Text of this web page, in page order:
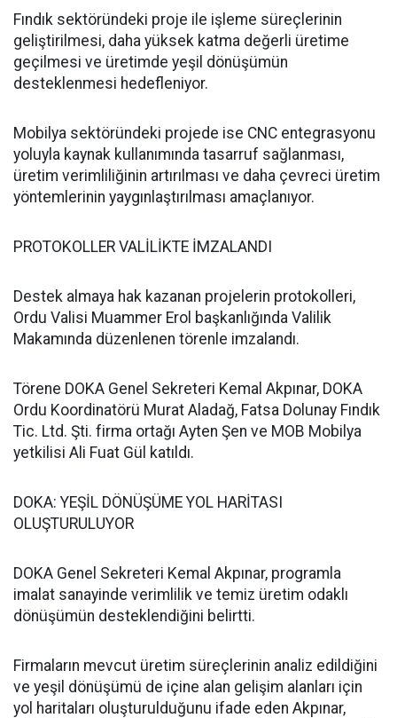
Fındık sektöründeki proje ile işleme süreçlerinin
geliştirilmesi, daha yüksek katma değerli üretime
geçilmesi ve üretimde yeşil dönüşümün
desteklenmesi hedefleniyor.
Mobilya sektöründeki projede ise CNC entegrasyonu
yoluyla kaynak kullanımında tasarruf sağlanması,
üretim verimliliğinin artırılması ve daha çevreci üretim
yöntemlerinin yaygınlaştırılması amaçlanıyor.
PROTOKOLLER VALİLİKTE İMZALANDI
Destek almaya hak kazanan projelerin protokolleri,
Ordu Valisi Muammer Erol başkanlığında Valilik
Makamında düzenlenen törenle imzalandı.
Törene DOKA Genel Sekreteri Kemal Akpınar, DOKA
Ordu Koordinatörü Murat Aladağ, Fatsa Dolunay Fındık
Tic. Ltd. Şti. firma ortağı Ayten Şen ve MOB Mobilya
yetkilisi Ali Fuat Gül katıldı.
DOKA: YEŞİL DÖNÜŞÜME YOL HARİTASI
OLUŞTURULUYOR
DOKA Genel Sekreteri Kemal Akpınar, programla
imalat sanayinde verimlilik ve temiz üretim odaklı
dönüşümün desteklendiğini belirtti.
Firmaların mevcut üretim süreçlerinin analiz edildiğini
ve yeşil dönüşümü de içine alan gelişim alanları için
yol haritaları oluşturulduğunu ifade eden Akpınar,